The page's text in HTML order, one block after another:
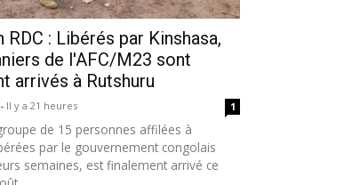
RDC : Libérés par Kinshasa,
de l'AFC/M23 sont
arrivés à Rutshuru
- Il y a 21 heures 1
de 15 personnes affilées à
par le gouvernement congolais
semaines, est finalement arrivé ce